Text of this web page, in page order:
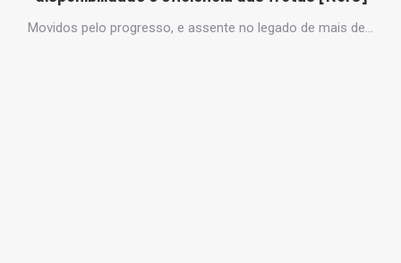
Movidos pelo progresso, e assente no legado de mais de…